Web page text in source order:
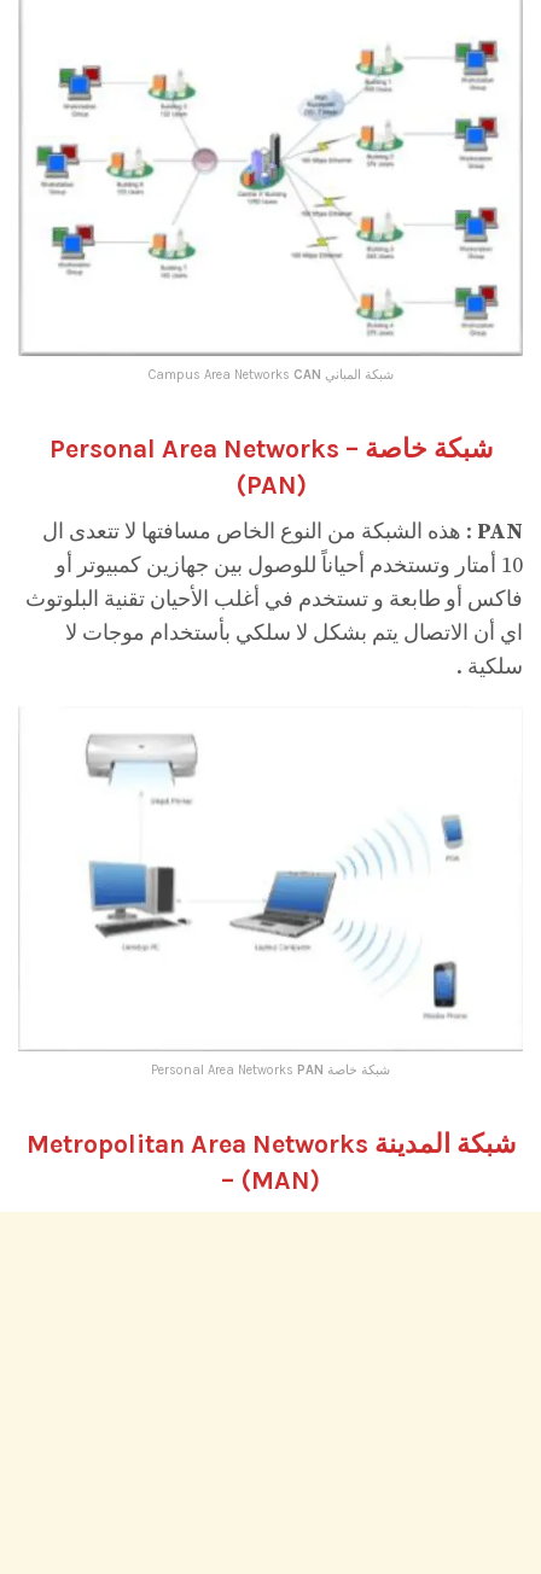
شبكة المباني Campus Area Networks CAN
شبكة خاصة Personal Area Networks –
(PAN)
PAN : هذه الشبكة من النوع الخاص مسافتها لا تتعدى ال
10 أمتار وتستخدم أحياناً للوصول بين جهازين كمبيوتر أو
فاكس أو طابعة و تستخدم في أغلب الأحيان تقنية البلوتوث
اي أن الاتصال يتم بشكل لا سلكي بأستخدام موجات لا
سلكية .
شبكة خاصة Personal Area Networks PAN
شبكة المدينة Metropolitan Area Networks
– (MAN)